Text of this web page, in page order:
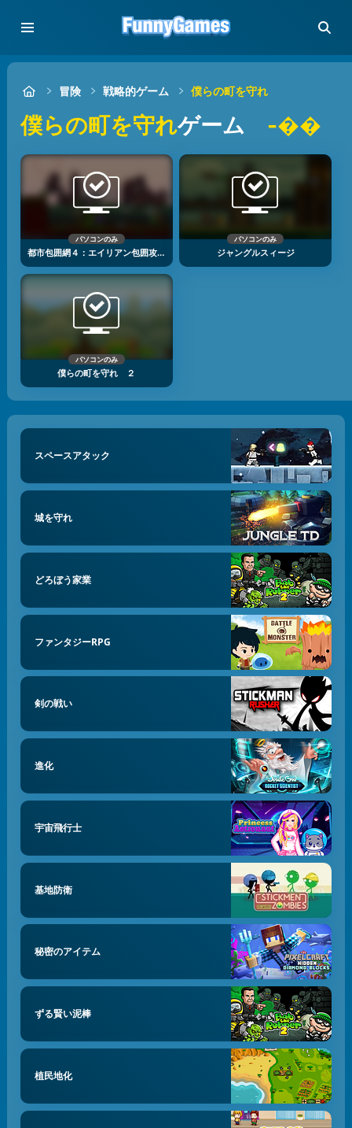
冒険 戦略的ゲーム 僕らの町を守れ
僕らの町を守れゲーム -��
パソコンのみ
都市包囲網４：エイリアン包囲攻撃
パソコンのみ
ジャングルスィージ
パソコンのみ
僕らの町を守れ ２
スペースアタック
城を守れ
どろぼう家業
ファンタジーRPG
剣の戦い
進化
宇宙飛行士
基地防衛
秘密のアイテム
ずる賢い泥棒
植民地化